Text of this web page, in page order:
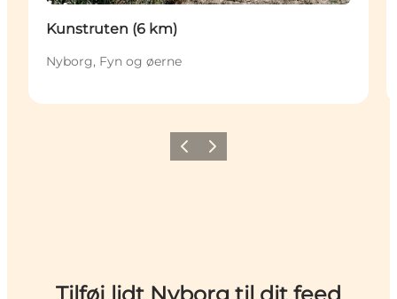
Kunstruten (6 km)
Nyborg, Fyn og øerne
ForrigeNæste
Tilføj lidt Nyborg til dit feed